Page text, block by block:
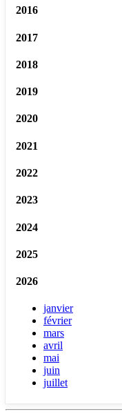
2016
2017
2018
2019
2020
2021
2022
2023
2024
2025
2026
janvier
février
mars
avril
mai
juin
juillet